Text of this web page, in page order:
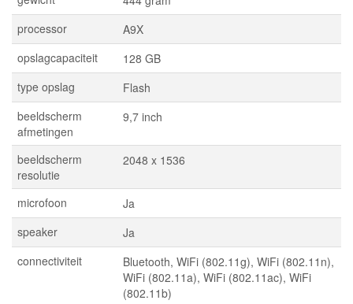
processor
A9X
opslagcapaciteit
128 GB
type opslag
Flash
beeldscherm
afmetingen
9,7 inch
beeldscherm
resolutie
2048 x 1536
microfoon
Ja
speaker
Ja
connectiviteit
Bluetooth, WiFi (802.11g), WiFi (802.11n),
WiFi (802.11a), WiFi (802.11ac), WiFi
(802.11b)